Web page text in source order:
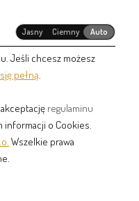
Jasny Ciemny Auto
Jeśli chcesz możesz
pełną
regulaminu
informacji o Cookies.
Wszelkie prawa